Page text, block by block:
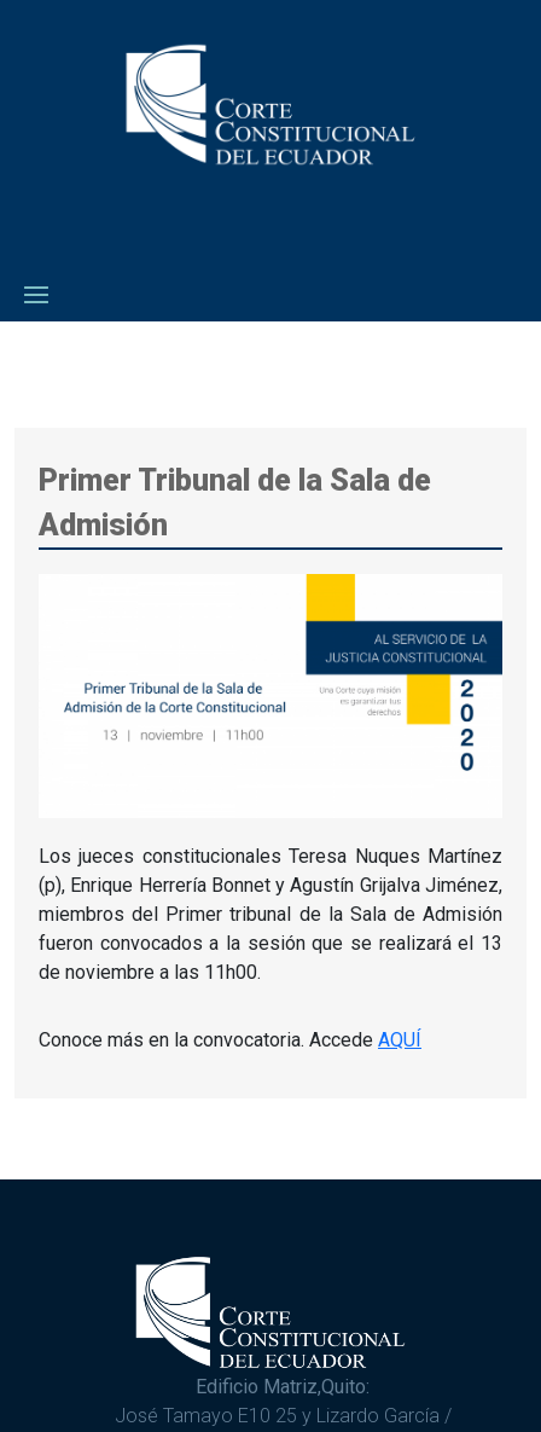
Primer Tribunal de la Sala de
Admisión
Los jueces constitucionales Teresa Nuques Martínez
(p), Enrique Herrería Bonnet y Agustín Grijalva Jiménez,
miembros del Primer tribunal de la Sala de Admisión
fueron convocados a la sesión que se realizará el 13
de noviembre a las 11h00.
Conoce más en la convocatoria. Accede AQUÍ
Edificio Matriz,Quito:
José Tamayo E10 25 y Lizardo García /